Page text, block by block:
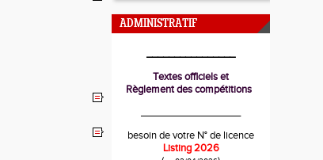
ADMINISTRATIF
________________
Textes officiels et
Règlement des compétitions
besoin de votre N° de licence
Listing 2026